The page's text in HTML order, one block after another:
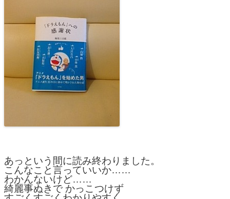
あっという間に読み終わりました。
こんなこと言っていいか……
わかんないけど……
綺麗事ぬきで かっこつけず